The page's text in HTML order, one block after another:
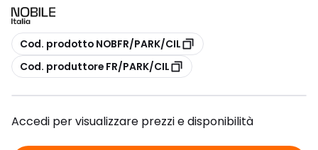
copia
Cod. prodotto NOBFR/PARK/CIL
copia
Cod. produttore FR/PARK/CIL
Accedi per visualizzare prezzi e disponibilità